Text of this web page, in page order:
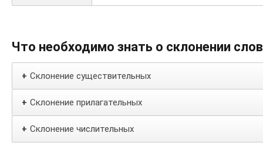
Что необходимо знать о склонении
+ Склонение существительных
+ Склонение прилагательных
+ Склонение числительных